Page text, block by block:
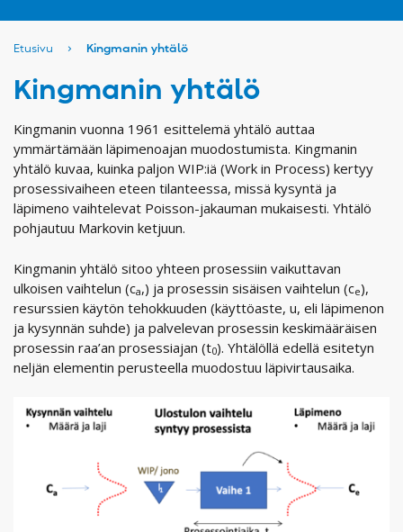
Etusivu › Kingmanin yhtälö
Kingmanin yhtälö
Kingmanin vuonna 1961 esittelemä yhtälö auttaa
ymmärtämään läpimenoajan muodostumista. Kingmanin
yhtälö kuvaa, kuinka paljon WIP:iä (Work in Process) kertyy
prosessivaiheen eteen tilanteessa, missä kysyntä ja
läpimeno vaihtelevat Poisson-jakauman mukaisesti. Yhtälö
pohjautuu Markovin ketjuun.
Kingmanin yhtälö sitoo yhteen prosessiin vaikuttavan
ulkoisen vaihtelun (ca,) ja prosessin sisäisen vaihtelun (ce),
resurssien käytön tehokkuuden (käyttöaste, u, eli läpimenon
ja kysynnän suhde) ja palvelevan prosessin keskimääräisen
prosessin raa’an prosessiajan (t0). Yhtälöllä edellä esitetyn
neljän elementin perusteella muodostuu läpivirtausaika.